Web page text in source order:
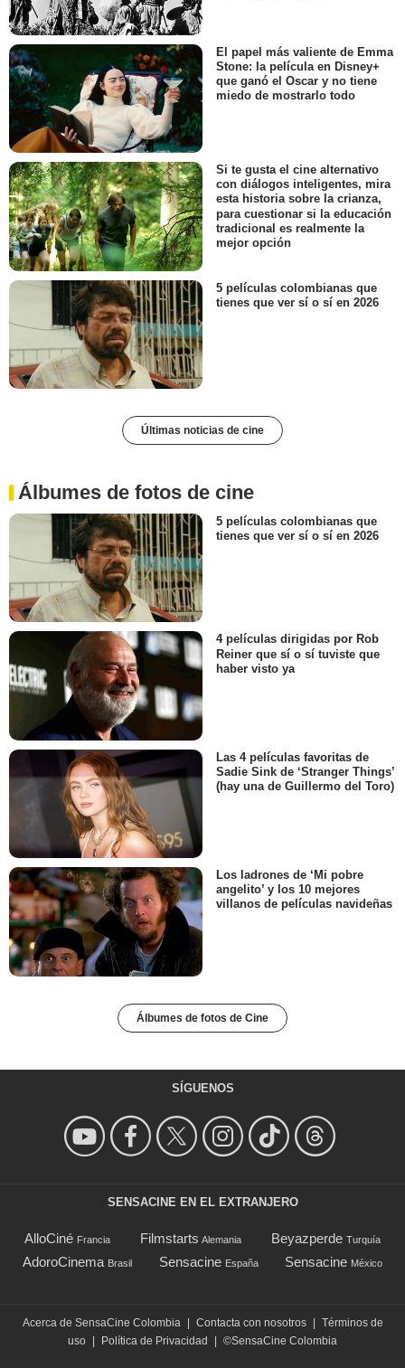
El papel más valiente de Emma
Stone: la película en Disney+
que ganó el Oscar y no tiene
miedo de mostrarlo todo
Si te gusta el cine alternativo
con diálogos inteligentes, mira
esta historia sobre la crianza,
para cuestionar si la educación
tradicional es realmente la
mejor opción
5 películas colombianas que
tienes que ver sí o sí en 2026
Últimas noticias de cine
Álbumes de fotos de cine
5 películas colombianas que
tienes que ver sí o sí en 2026
4 películas dirigidas por Rob
Reiner que sí o sí tuviste que
haber visto ya
Las 4 películas favoritas de
Sadie Sink de ‘Stranger Things’
(hay una de Guillermo del Toro)
Los ladrones de ‘Mi pobre
angelito’ y los 10 mejores
villanos de películas navideñas
Álbumes de fotos de Cine
SÍGUENOS
SENSACINE EN EL EXTRANJERO
AlloCiné Francia Filmstarts Alemania Beyazperde Turquía
AdoroCinema Brasil Sensacine España Sensacine México
Acerca de SensaCine Colombia | Contacta con nosotros | Términos de
uso | Política de Privacidad | ©SensaCine Colombia